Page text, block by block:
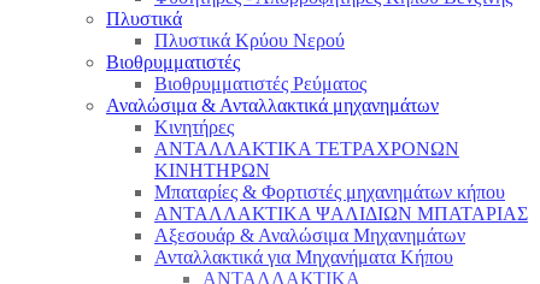
Πλυστικά
Πλυστικά Κρύου Νερού
Βιοθρυμματιστές
Βιοθρυμματιστές Ρεύματος
Αναλώσιμα & Ανταλλακτικά μηχανημάτων
Κινητήρες
ΑΝΤΑΛΛΑΚΤΙΚΑ ΤΕΤΡΑΧΡΟΝΩΝ
ΚΙΝΗΤΗΡΩΝ
Μπαταρίες & Φορτιστές μηχανημάτων κήπου
ΑΝΤΑΛΛΑΚΤΙΚΑ ΨΑΛΙΔΙΩΝ ΜΠΑΤΑΡΙAΣ
Αξεσουάρ & Αναλώσιμα Μηχανημάτων
Ανταλλακτικά για Μηχανήματα Κήπου
ΑΝΤΑΛΛΑΚΤΙΚΑ